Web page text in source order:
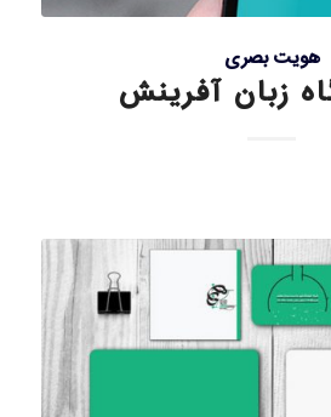
هویت بصری
زبان آفرینش